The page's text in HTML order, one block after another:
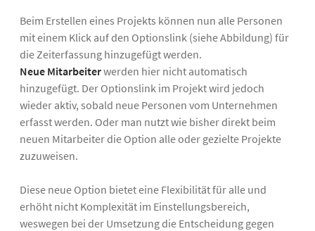
Beim Erstellen eines Projekts können nun alle Personen
mit einem Klick auf den Optionslink (siehe Abbildung) für
die Zeiterfassung hinzugefügt werden.
Neue Mitarbeiterwerden hier nicht automatisch
hinzugefügt. Der Optionslink im Projekt wird jedoch
wieder aktiv, sobald neue Personen vom Unternehmen
erfasst werden. Oder man nutzt wie bisher direkt beim
neuen Mitarbeiter die Option alle oder gezielte Projekte
zuzuweisen.
Diese neue Option bietet eine Flexibilität für alle und
erhöht nicht Komplexität im Einstellungsbereich,
weswegen bei der Umsetzung die Entscheidung gegen